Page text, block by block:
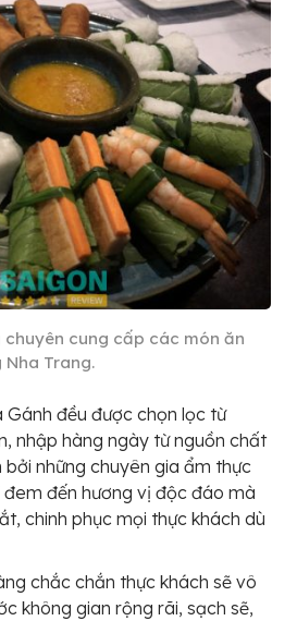
chuyên cung cấp các món ăn
Trang.
Gánh đều được chọn lọc từ
nhập hàng ngày từ nguồn chất
bởi những chuyên gia ẩm thực
đến hương vị độc đáo mà
chinh phục mọi thực khách dù
chắc chắn thực khách sẽ vô
không gian rộng rãi, sạch sẽ,